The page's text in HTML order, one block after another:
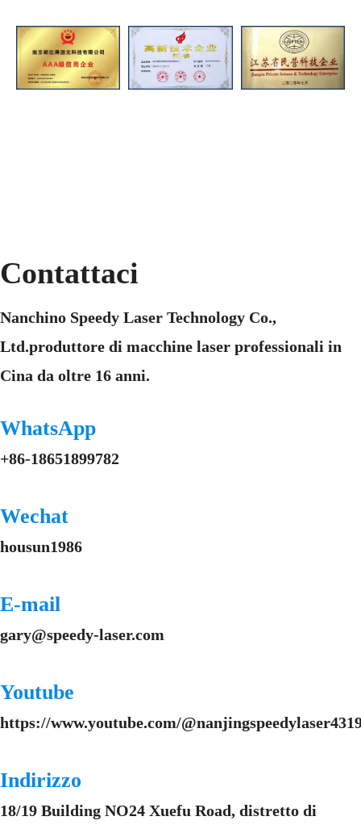
Contattaci
Nanchino Speedy Laser Technology Co.,
Ltd.produttore di macchine laser professionali in
Cina da oltre 16 anni.
WhatsApp
+86-18651899782
Wechat
housun1986
E-mail
gary@speedy-laser.com
Youtube
https://www.youtube.com/
Indirizzo
18/19 Building NO24 Xuefu Road, distretto di